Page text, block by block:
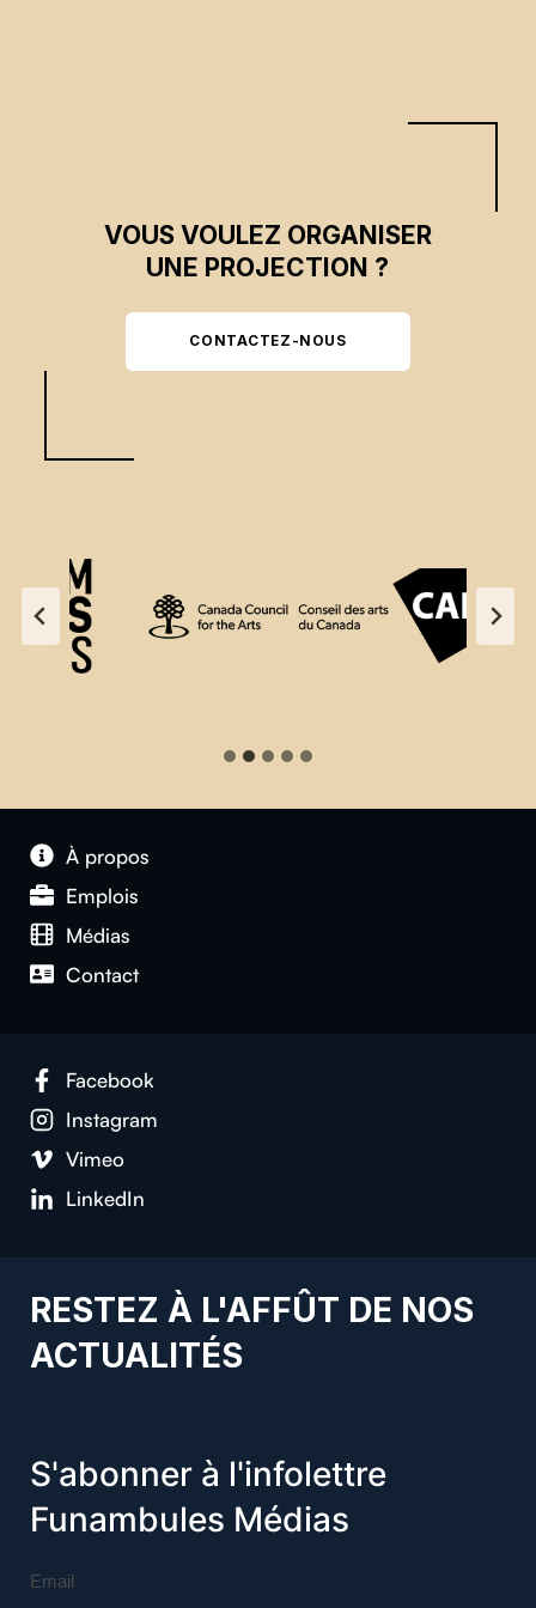
VOUS VOULEZ ORGANISER
UNE PROJECTION ?
CONTACTEZ-NOUS
À propos
Emplois
Médias
Contact
Facebook
Instagram
Vimeo
LinkedIn
RESTEZ À L'AFFÛT DE NOS
ACTUALITÉS
S'abonner à l'infolettre
Funambules Médias
Email